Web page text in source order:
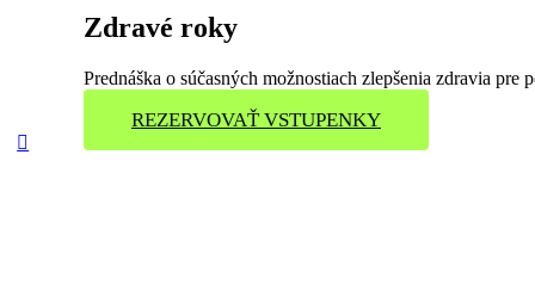
Zdravé roky
Prednáška o súčasných možnostiach zlepšenia zdravia pre
REZERVOVAŤ VSTUPENKY